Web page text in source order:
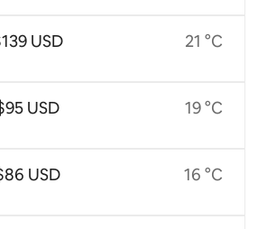
USD
USD
USD
21 °C
19 °C
16 °C